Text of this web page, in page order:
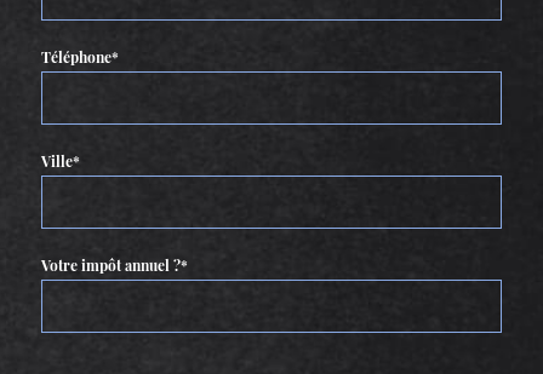
Téléphone*
Ville*
Votre impôt annuel ?*